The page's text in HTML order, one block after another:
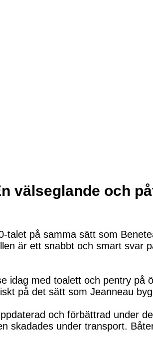
välseglande och
på samma sätt som
är ett snabbt och smart svar
idag med toalett och pentry
på det sätt som Jeanneau
och förbättrad under
skadades under transport.